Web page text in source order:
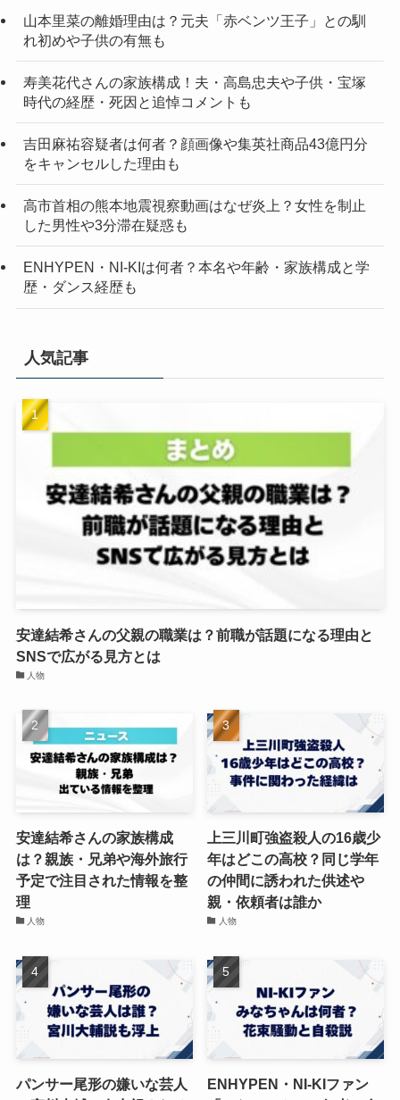
山本里菜の離婚理由は？元夫「赤ベンツ王子」との馴
れ初めや子供の有無も
寿美花代さんの家族構成！夫・高島忠夫や子供・宝塚
時代の経歴・死因と追悼コメントも
吉田麻祐容疑者は何者？顔画像や集英社商品43億円分
をキャンセルした理由も
高市首相の熊本地震視察動画はなぜ炎上？女性を制止
した男性や3分滞在疑惑も
ENHYPEN・NI-KIは何者？本名や年齢・家族構成と学
歴・ダンス経歴も
人気記事
安達結希さんの父親の職業は？前職が話題になる理由と
SNSで広がる見方とは
人物
安達結希さんの家族構成
は？親族・兄弟や海外旅行
予定で注目された情報を整
理
人物
上三川町強盗殺人の16歳少
年はどこの高校？同じ学年
の仲間に誘われた供述や
親・依頼者は誰か
人物
パンサー尾形の嫌いな芸人
ENHYPEN・NI-KIファン